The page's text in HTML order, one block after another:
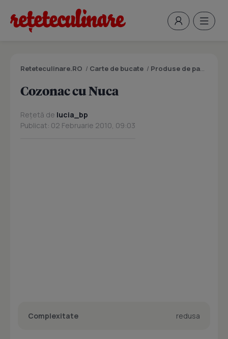
Reteteculinare.RO / Carte de bucate / Produse de panificatie si patiserie
Cozonac cu Nuca
Rețetă de lucia_bp
Publicat: 02 Februarie 2010, 09:03
Complexitate redusa